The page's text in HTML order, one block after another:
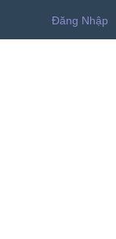
Đăng Nhập